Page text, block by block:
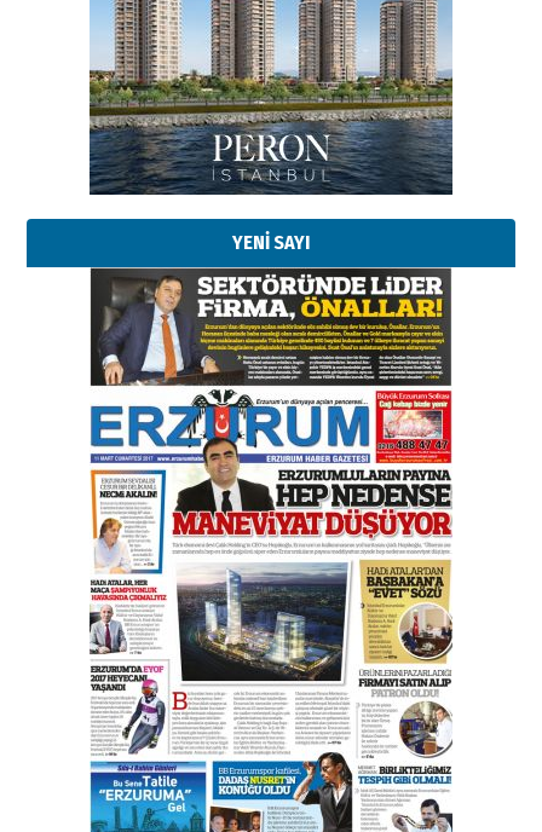
YENİ SAYI
Esat BİNDESEN
Başkan Sekmen’den Erzurum’a
bir vizyon proje daha!
Kadir SABUNCUOĞLU
Erzurumspor’un köşe taşları
29 Haziran 2026 Pazartesi
Kenan GÜLERCİ
Murat Şahsuvaroğlu ERKON’da
çıtayı yukarı taşırken,
yönetimdekiler aşağı
çekmemeli!
17 Şubat 2026 SalıOrhan BOZKURT
Bir fotoğraf, bir şehir, bir
gazeteci… Dizginler kimin
elinde?
31 Mart 2026 Salı
A. Berhan Yılmaz
BİR BÖLÜM DEĞİL, BİR ÖMÜR
SEÇİYORSUNUZ… “NEDEN
ATATÜRK ÜNİVERSİTESİ?”
28 Temmuz 2026 Salı
Ahmet Gökhan YAZICI
Ahmed Yesevi’den bir Alperen…
”Reisimiz” idi… Hakka yürüdü.!